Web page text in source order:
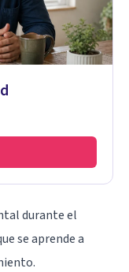
durante el
se aprende a